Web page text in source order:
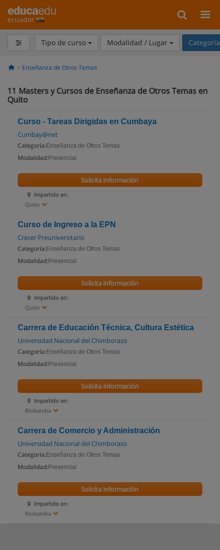
ecuador
Tipo de curso Modalidad / Lugar
Enseñanza de Otros Temas
11 Masters y Cursos de Enseñanza de Otros Temas en
Quito
Curso - Tareas Dirigidas en Cumbaya
Cumbay@net
Categoría: Enseñanza de Otros Temas
Modalidad: Presencial
Impartido en:
Quito
Solicita información
Curso de Ingreso a la EPN
Crecer Preuniversitario
Categoría: Enseñanza de Otros Temas
Modalidad: Presencial
Impartido en:
Quito
Solicita información
Carrera de Educación Técnica, Cultura Estética
Universidad Nacional del Chimborazo
Categoría: Enseñanza de Otros Temas
Modalidad: Presencial
Impartido en:
Riobamba
Solicita información
Carrera de Comercio y Administración
Universidad Nacional del Chimborazo
Categoría: Enseñanza de Otros Temas
Modalidad: Presencial
Impartido en:
Riobamba
Solicita información